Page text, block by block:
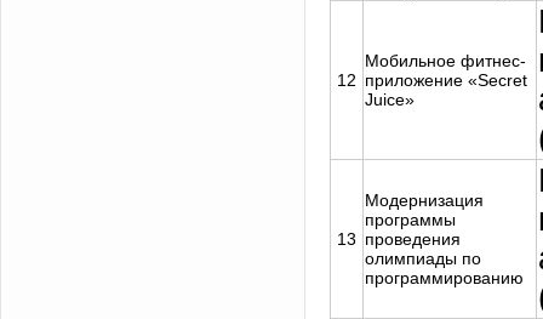
12
Мобильное фитнес-
приложение «Secret
Juice»
13
Модернизация
программы
проведения
олимпиады по
программированию